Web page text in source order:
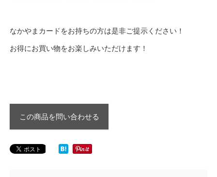
なかやまカードをお持ちの方は是非ご提示ください！
お得にお買い物をお楽しみいただけます！
この商品を問い合わせる